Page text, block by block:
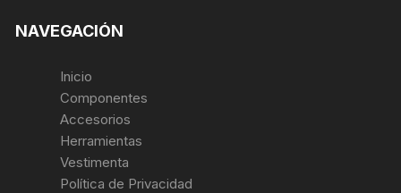
NAVEGACIÓN
Inicio
Componentes
Accesorios
Herramientas
Vestimenta
Política de Privacidad